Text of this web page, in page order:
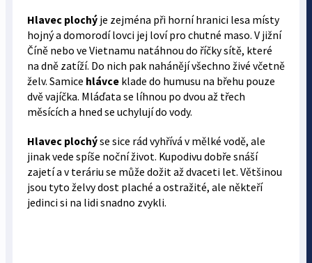
Hlavec plochýje zejména při horní hranici lesa místy
hojný a domorodí lovci jej loví pro chutné maso. V jižní
Čí­ně nebo ve Vietnamu natáhnou do říčky sítě, které
na dně zatíží. Do nich pak nahánějí všechno živé včetně
želv. Samice hlávceklade do humusu na bře­hu pouze
dvě vajíčka. Mláďata se líhnou po dvou až třech
měsících a hned se uchylují do vody.
Hlavec plochýse sice rád vyhřívá v mělké vodě, ale
jinak vede spíše noční život. Kupodivu dobře snáší
zajetí a v teráriu se může dožit až dvaceti let. Většinou
jsou tyto želvy dost plaché a ostražité, ale někteří
jedinci si na lidi snadno zvykli.